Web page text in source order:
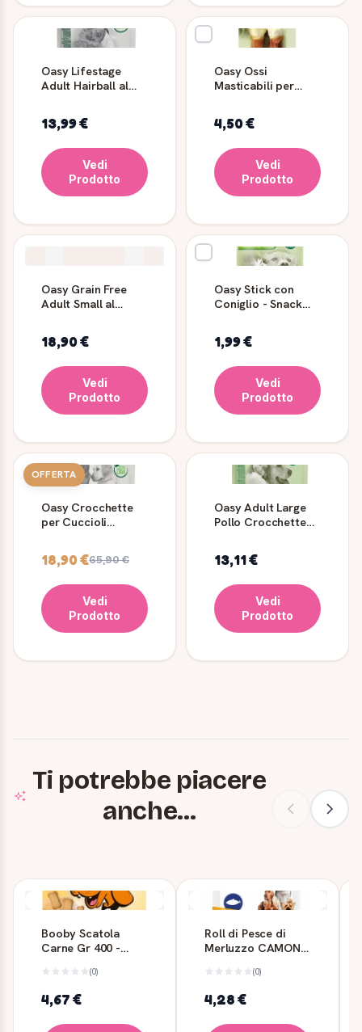
Oasy Lifestage
Adult Hairball al
13,99 €
Vedi
Prodotto
Oasy Ossi
Masticabili per
4,50 €
Vedi
Prodotto
Oasy Grain Free
Adult Small al
18,90 €
Vedi
Prodotto
Oasy Stick con
Coniglio - Snack
1,99 €
Vedi
Prodotto
OFFERTA
Oasy Crocchette
per Cuccioli
18,90 €65,90 €
Vedi
Prodotto
Oasy Adult Large
Pollo Crocchette
13,11 €
Vedi
Prodotto
Ti potrebbe piacere
anche...
Booby Scatola
Carne Gr 400 -
(0)
4,67 €
Roll di Pesce di
Merluzzo CAMON
(0)
4,28 €